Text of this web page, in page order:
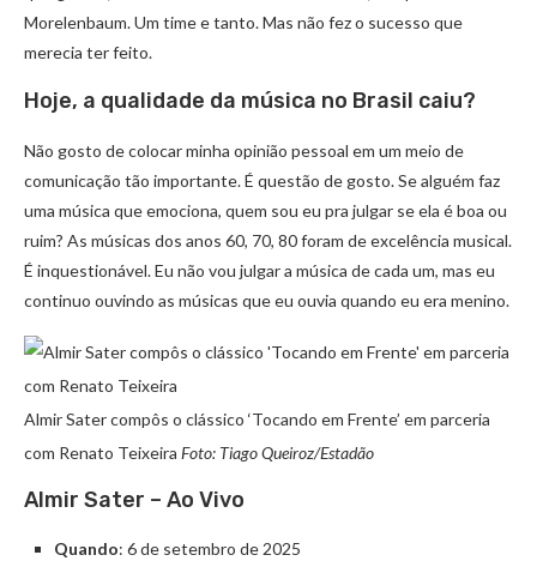
Morelenbaum. Um time e tanto. Mas não fez o sucesso que
merecia ter feito.
Hoje, a qualidade da música no Brasil caiu?
Não gosto de colocar minha opinião pessoal em um meio de
comunicação tão importante. É questão de gosto. Se alguém faz
uma música que emociona, quem sou eu pra julgar se ela é boa ou
ruim? As músicas dos anos 60, 70, 80 foram de excelência musical.
É inquestionável. Eu não vou julgar a música de cada um, mas eu
continuo ouvindo as músicas que eu ouvia quando eu era menino.
Almir Sater compôs o clássico ‘Tocando em Frente’ em parceria
com Renato Teixeira Foto: Tiago Queiroz/Estadão
Almir Sater – Ao Vivo
Quando: 6 de setembro de 2025